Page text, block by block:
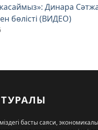
Динара
бөлісті (ВИДЕО)
ТУРАЛЫ
басты саяси,